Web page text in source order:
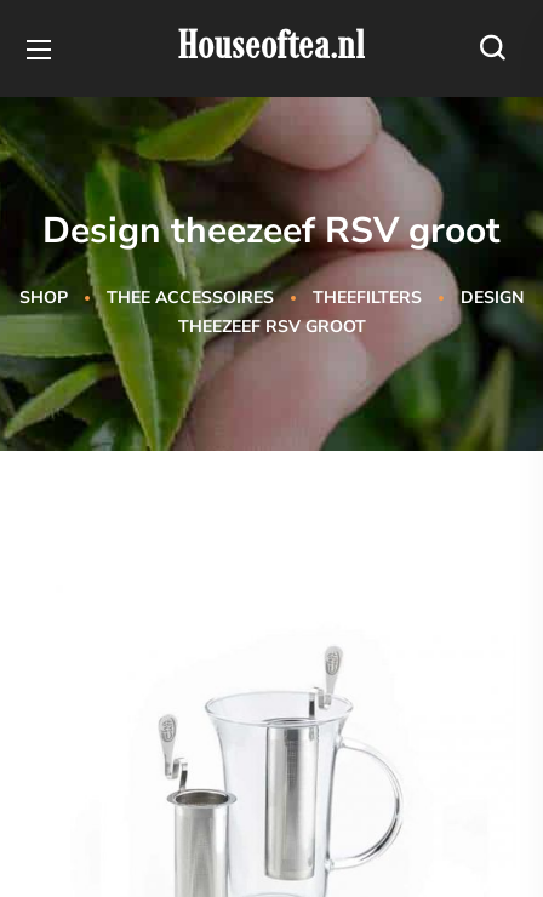
Houseoftea.nl
Design theezeef RSV groot
SHOP THEE ACCESSOIRES THEEFILTERS
DESIGN
THEEZEEF RSV GROOT